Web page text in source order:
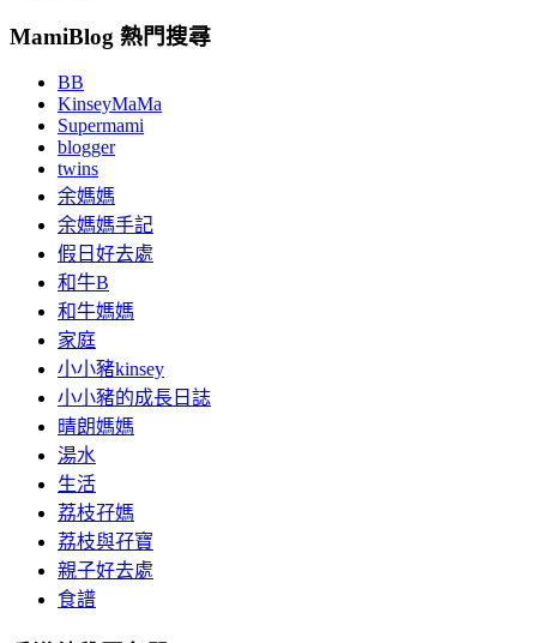
MamiBlog 熱門搜尋
BB
KinseyMaMa
Supermami
blogger
twins
余媽媽
余媽媽手記
假日好去處
和牛B
和牛媽媽
家庭
小小豬kinsey
小小豬的成長日誌
晴朗媽媽
湯水
生活
荔枝孖媽
荔枝與孖寶
親子好去處
食譜